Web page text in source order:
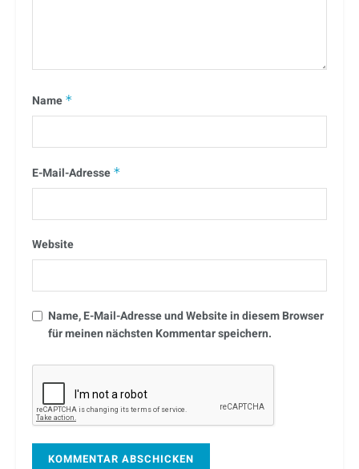
Name *
E-Mail-Adresse *
Website
Name, E-Mail-Adresse und Website in diesem Browser
für meinen nächsten Kommentar speichern.